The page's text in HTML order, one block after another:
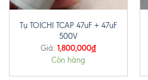
Tụ TOICHI TCAP 47uF + 47uF
500V
Giá: 1,800,000₫
Còn hàng